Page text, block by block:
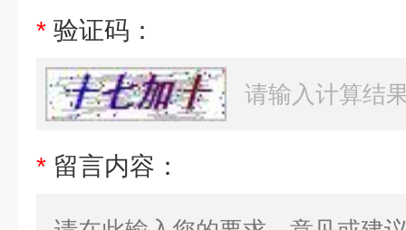
* 验证码：
* 留言内容：